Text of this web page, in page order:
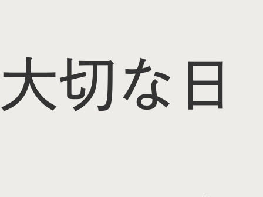
大切な日